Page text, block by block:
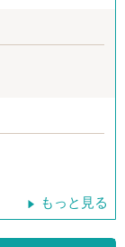
もっと見る